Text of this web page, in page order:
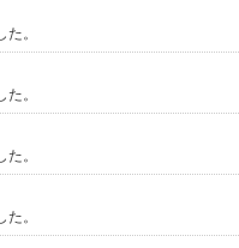
。
。
。
。